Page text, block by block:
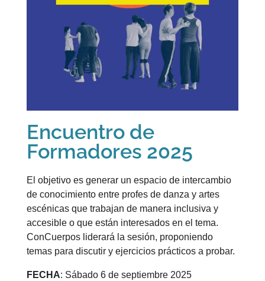
Encuentro de
Formadores 2025
El objetivo es generar un espacio de intercambio
de conocimiento entre profes de danza y artes
escénicas que trabajan de manera inclusiva y
accesible o que están interesados en el tema.
ConCuerpos liderará la sesión, proponiendo
temas para discutir y ejercicios prácticos a probar.
FECHA: Sábado 6 de septiembre 2025